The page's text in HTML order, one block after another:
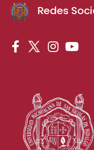
Redes